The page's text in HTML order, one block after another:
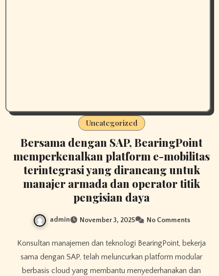
Uncategorized
Bersama dengan SAP, BearingPoint
memperkenalkan platform e-mobilitas
terintegrasi yang dirancang untuk
manajer armada dan operator titik
pengisian daya
admin November 3, 2025 No Comments
Konsultan manajemen dan teknologi BearingPoint, bekerja
sama dengan SAP, telah meluncurkan platform modular
berbasis cloud yang membantu menyederhanakan dan